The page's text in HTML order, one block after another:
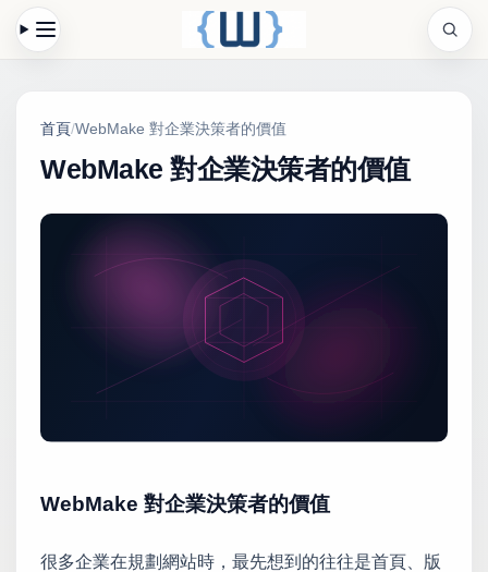
首頁/WebMake 對企業決策者的價值
WebMake 對企業決策者的價值
WebMake 對企業決策者的價值
很多企業在規劃網站時，最先想到的往往是首頁、版